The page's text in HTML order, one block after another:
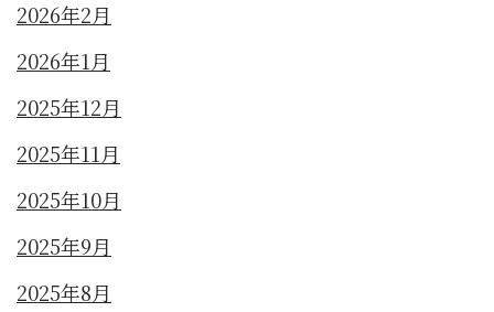
2026年2月
2026年1月
2025年12月
2025年11月
2025年10月
2025年9月
2025年8月